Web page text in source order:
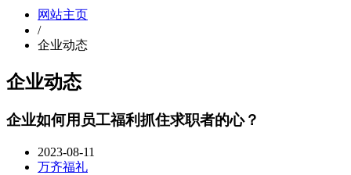
网站主页
/
企业动态
企业动态
企业如何用员工福利抓住求职者的心？
2023-08-11
万齐福礼